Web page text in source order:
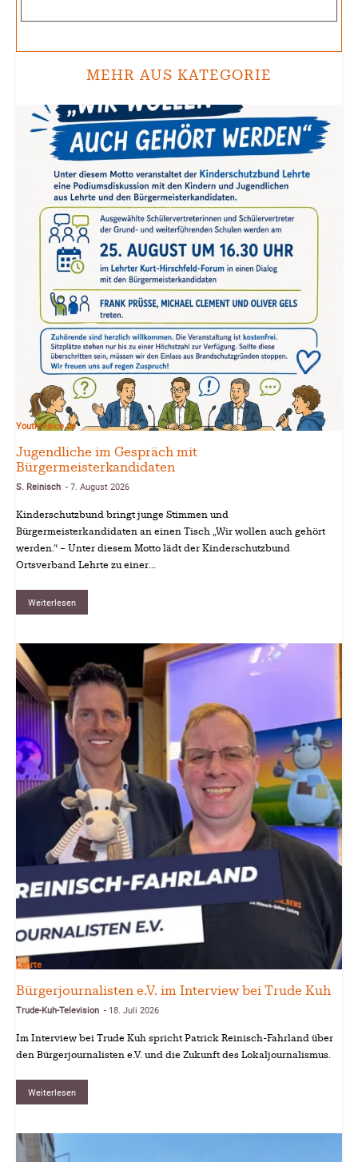
MEHR AUS KATEGORIE
Youth-Voice.de
Jugendliche im Gespräch mit
Bürgermeisterkandidaten
S. Reinisch - 7. August 2026
Kinderschutzbund bringt junge Stimmen und
Bürgermeisterkandidaten an einen Tisch „Wir wollen auch gehört
werden.“ – Unter diesem Motto lädt der Kinderschutzbund
Ortsverband Lehrte zu einer...
Weiterlesen
Lehrte
Bürgerjournalisten e.V. im Interview bei Trude Kuh
Trude-Kuh-Television - 18. Juli 2026
Im Interview bei Trude Kuh spricht Patrick Reinisch-Fahrland über
den Bürgerjournalisten e.V. und die Zukunft des Lokaljournalismus.
Weiterlesen